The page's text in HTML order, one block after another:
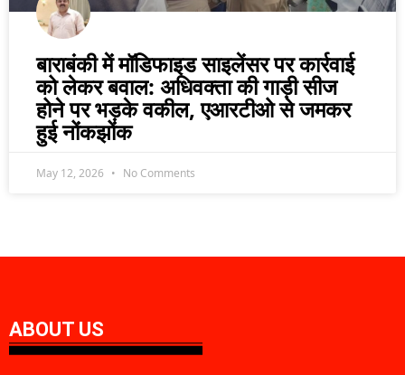
बाराबंकी में मॉडिफाइड साइलेंसर पर कार्रवाई
को लेकर बवाल: अधिवक्ता की गाड़ी सीज
होने पर भड़के वकील, एआरटीओ से जमकर
हुई नोंकझोंक
May 12, 2026 No Comments
ABOUT US